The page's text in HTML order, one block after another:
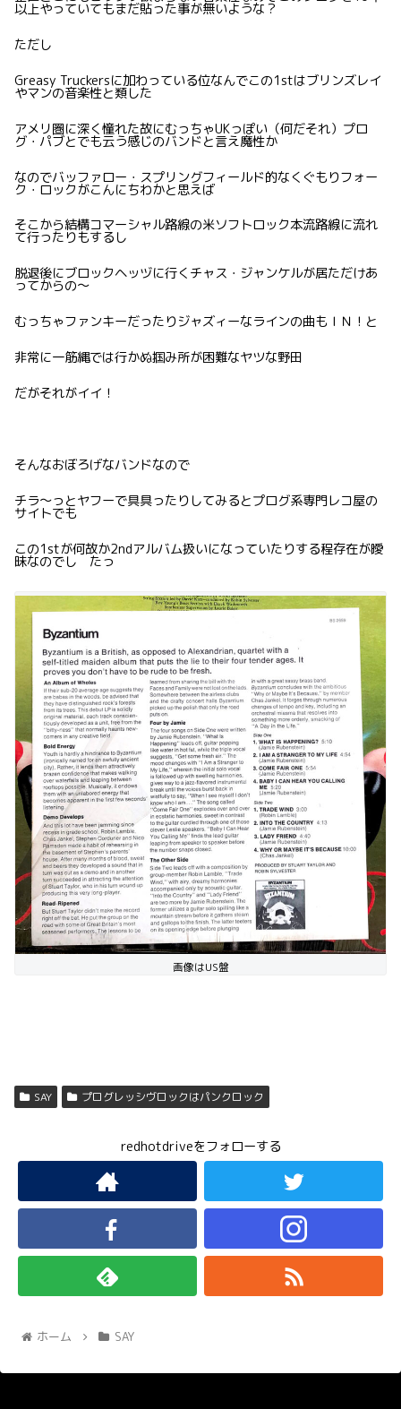
以上やっていてもまだ貼った事が無いような？
ただし
Greasy Truckersに加わっている位なんでこの1stはブリンズレイ
やマンの音楽性と類した
アメリ圏に深く憧れた故にむっちゃUKっぽい（何だそれ）プロ
グ・パブとでも云う感じのバンドと言え魔性か
なのでバッファロー・スプリングフィールド的なくぐもりフォー
ク・ロックがこんにちわかと思えば
そこから結構コマーシャル路線の米ソフトロック本流路線に流れ
て行ったりもするし
脱退後にブロックヘッヅに行くチャス・ジャンケルが居ただけあ
ってからの〜
むっちゃファンキーだったりジャズィーなラインの曲もＩＮ！と
非常に一筋縄では行かぬ掴み所が困難なヤツな野田
だがそれがイイ！
そんなおぼろげなバンドなので
チラ〜っとヤフーで具具ったりしてみるとプログ系専門レコ屋の
サイトでも
この1stが何故か2ndアルバム扱いになっていたりする程存在が曖
昧なのでし たっ
画像はUS盤
SAY プログレッシヴロックはパンクロック
redhotdriveをフォローする
ホーム SAY